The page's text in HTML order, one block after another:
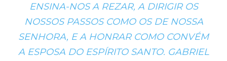
ENSINA-NOS A REZAR, A DIRIGIR OS
NOSSOS PASSOS COMO OS DE NOSSA
SENHORA, E A HONRAR COMO CONVÉM
A ESPOSA DO ESPÍRITO SANTO. GABRIEL